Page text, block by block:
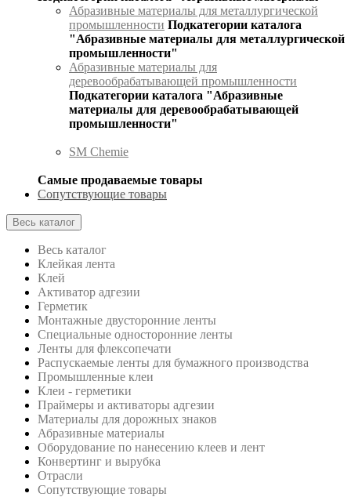
Абразивные материалы для металлургической
промышленности Подкатегории каталога
"Абразивные материалы для металлургической
промышленности"
Абразивные материалы для
деревообрабатывающей промышленности
Подкатегории каталога "Абразивные
материалы для деревообрабатывающей
промышленности"
SM Chemie
Самые продаваемые товары
Сопутствующие товары
Весь каталог
Весь каталог
Клейкая лента
Клей
Активатор адгезии
Герметик
Монтажные двусторонние ленты
Специальные односторонние ленты
Ленты для флексопечати
Распускаемые ленты для бумажного производства
Промышленные клеи
Клеи - герметики
Праймеры и активаторы адгезии
Материалы для дорожных знаков
Абразивные материалы
Оборудование по нанесению клеев и лент
Конвертинг и вырубка
Отрасли
Сопутствующие товары